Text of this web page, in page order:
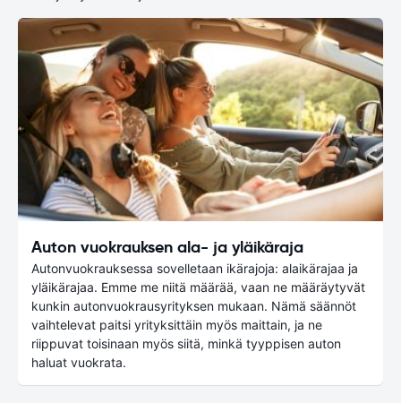
Auton vuokrauksen ala- ja yläikäraja
Autonvuokrauksessa sovelletaan ikärajoja: alaikärajaa ja
yläikärajaa. Emme me niitä määrää, vaan ne määräytyvät
kunkin autonvuokrausyrityksen mukaan. Nämä säännöt
vaihtelevat paitsi yrityksittäin myös maittain, ja ne
riippuvat toisinaan myös siitä, minkä tyyppisen auton
haluat vuokrata.